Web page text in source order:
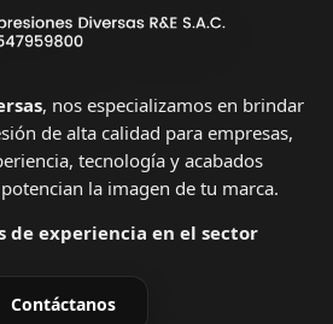
, nos especializamos en brindar
de alta calidad para empresas,
tecnología y acabados
la imagen de tu marca.
de experiencia en el sector
Contáctanos